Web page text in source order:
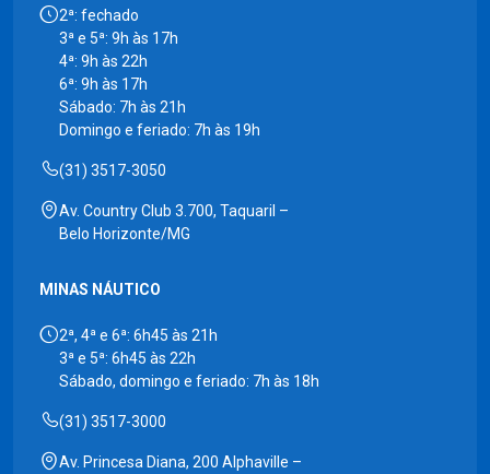
2ª: fechado
3ª e 5ª: 9h às 17h
4ª: 9h às 22h
6ª: 9h às 17h
Sábado: 7h às 21h
Domingo e feriado: 7h às 19h
(31) 3517-3050
Av. Country Club 3.700, Taquaril –
Belo Horizonte/MG
MINAS NÁUTICO
2ª, 4ª e 6ª: 6h45 às 21h
3ª e 5ª: 6h45 às 22h
Sábado, domingo e feriado: 7h às 18h
(31) 3517-3000
Av. Princesa Diana, 200 Alphaville –